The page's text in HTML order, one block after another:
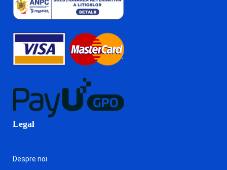
Legal
Despre noi